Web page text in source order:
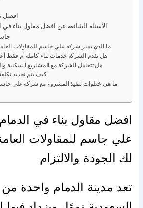
افضل
الأسئلة الشائعة عن افضل مقاول بناء
1. ما الذي يميز شركة علي جاسم للمقاولات
2. هل تقدم الشركة خدمات بناء كاملة أم فقط
3. هل تتعامل الشركة مع المشاريع السكنية
4. كيف يتم تحديد
افضل مقاول بناء في
علي جاسم للمقاولات
لك الجودة والالتزام
تعد مدينة الدمام واحدة